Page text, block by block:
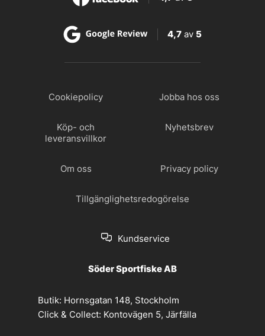
4,7 av 5
Cookiepolicy Jobba hos oss
Köp- och
leveransvillkor
Nyhetsbrev
Om oss Privacy policy
Tillgänglighetsredogörelse
Kundservice
Söder Sportfiske AB
Butik: Hornsgatan 148, Stockholm
Click & Collect: Kontovägen 5, Järfälla